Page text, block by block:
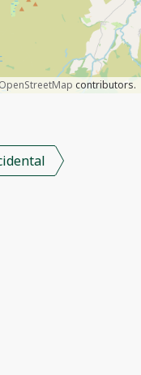
OpenStreetMap contributors.